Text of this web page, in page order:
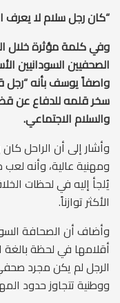
“كان رجل سلام لا يعرف
وفي كلمة مؤثرة خلال
الصحفيين السودانيين
واصفاً يوسف بأنه
سخر قلمه للدفاع عن
والسلام الاجتماعي.
وأشار إلى أن الراحل
ومهنية عالية، وأنه لعب
يُلجأ إليه في لحظات
الأكثر توازناً.
وأضاف أن الصحافة
أقلامها في لحظة بالغة
الرجل لم يكن مجرد
ووطنية تتجاوز حدود